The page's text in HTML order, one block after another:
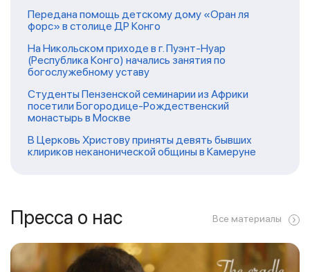
Передана помощь детскому дому «Оран ля
форс» в столице ДР Конго
На Никольском приходе в г. Пуэнт-Нуар
(Республика Конго) начались занятия по
богослужебному уставу
Студенты Пензенской семинарии из Африки
посетили Богородице-Рождественский
монастырь в Москве
В Церковь Христову приняты девять бывших
клириков неканонической общины в Камеруне
Пресса о нас Все материалы